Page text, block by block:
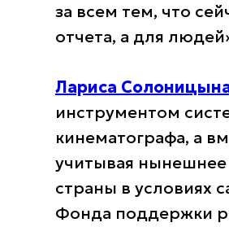
за всем тем, что
отчета, а для
Лариса
инструментом
кинематографа, а
учитывая
страны в условиях
Фонда поддержки